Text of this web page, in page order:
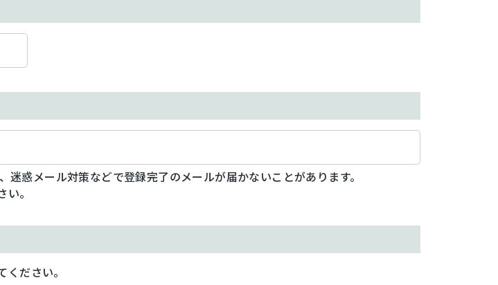
惑メール対策などで登録完了のメールが届かないことがあります。
。
ださい。